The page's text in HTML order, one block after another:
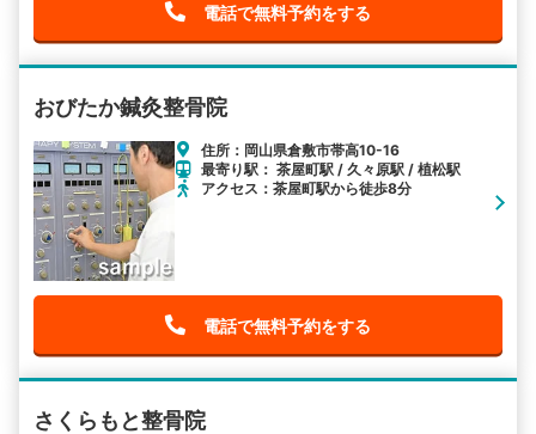
電話で無料予約をする
おびたか鍼灸整骨院
住所：岡山県倉敷市帯高10-16
最寄り駅： 茶屋町駅 / 久々原駅 / 植松駅
アクセス：茶屋町駅から徒歩8分
電話で無料予約をする
さくらもと整骨院